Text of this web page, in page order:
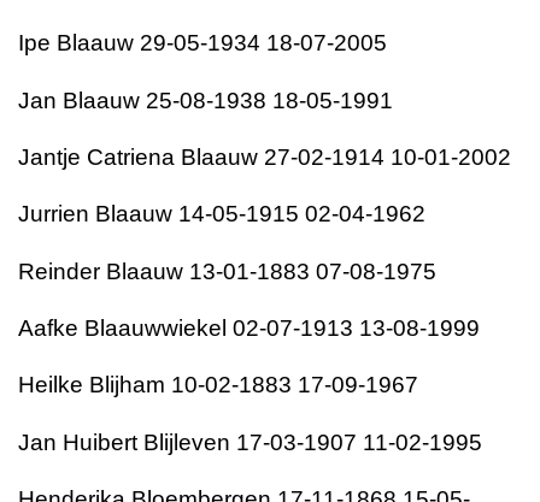
Ipe Blaauw 29-05-1934 18-07-2005
Jan Blaauw 25-08-1938 18-05-1991
Jantje Catriena Blaauw 27-02-1914 10-01-2002
Jurrien Blaauw 14-05-1915 02-04-1962
Reinder Blaauw 13-01-1883 07-08-1975
Aafke Blaauwwiekel 02-07-1913 13-08-1999
Heilke Blijham 10-02-1883 17-09-1967
Jan Huibert Blijleven 17-03-1907 11-02-1995